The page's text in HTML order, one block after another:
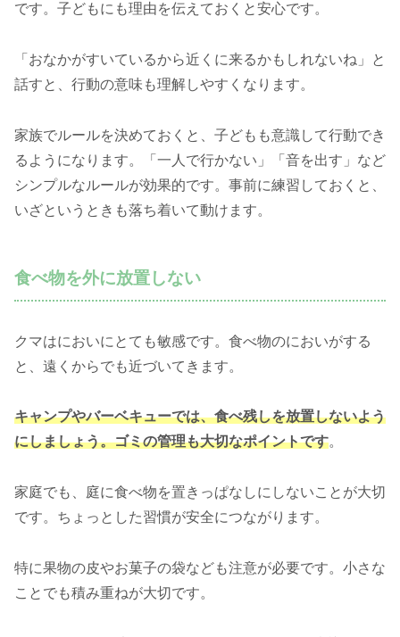
です。子どもにも理由を伝えておくと安心です。
「おなかがすいているから近くに来るかもしれないね」と
話すと、行動の意味も理解しやすくなります。
家族でルールを決めておくと、子どもも意識して行動でき
るようになります。「一人で行かない」「音を出す」など
シンプルなルールが効果的です。事前に練習しておくと、
いざというときも落ち着いて動けます。
食べ物を外に放置しない
クマはにおいにとても敏感です。食べ物のにおいがする
と、遠くからでも近づいてきます。
キャンプやバーベキューでは、食べ残しを放置しないよう
にしましょう。ゴミの管理も大切なポイントです。
家庭でも、庭に食べ物を置きっぱなしにしないことが大切
です。ちょっとした習慣が安全につながります。
特に果物の皮やお菓子の袋なども注意が必要です。小さな
ことでも積み重ねが大切です。